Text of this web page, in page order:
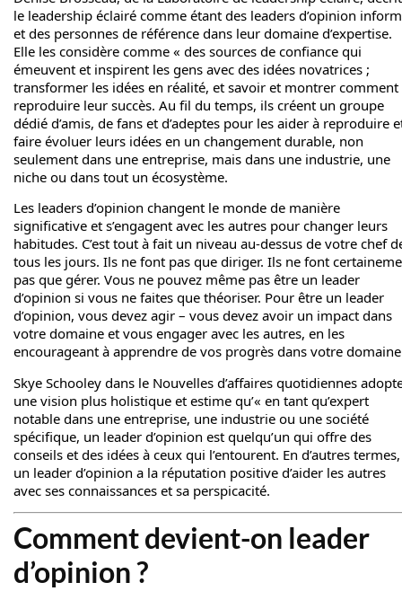
le leadership éclairé comme étant des leaders d’opinion
et des personnes de référence dans leur domaine d’expertise.
Elle les considère comme « des sources de confiance qui
émeuvent et inspirent les gens avec des idées novatrices ;
transformer les idées en réalité, et savoir et montrer comment
reproduire leur succès. Au fil du temps, ils créent un groupe
dédié d’amis, de fans et d’adeptes pour les aider à reproduire
faire évoluer leurs idées en un changement durable, non
seulement dans une entreprise, mais dans une industrie, une
niche ou dans tout un écosystème.
Les leaders d’opinion changent le monde de manière
significative et s’engagent avec les autres pour changer leurs
habitudes. C’est tout à fait un niveau au-dessus de votre chef
tous les jours. Ils ne font pas que diriger. Ils ne font
pas que gérer. Vous ne pouvez même pas être un leader
d’opinion si vous ne faites que théoriser. Pour être un leader
d’opinion, vous devez agir – vous devez avoir un impact dans
votre domaine et vous engager avec les autres, en les
encourageant à apprendre de vos progrès dans votre
Skye Schooley dans le Nouvelles d’affaires quotidiennes
une vision plus holistique et estime qu’« en tant qu’expert
notable dans une entreprise, une industrie ou une société
spécifique, un leader d’opinion est quelqu’un qui offre des
conseils et des idées à ceux qui l’entourent. En d’autres termes,
un leader d’opinion a la réputation positive d’aider les autres
avec ses connaissances et sa perspicacité.
Comment devient-on leader
d’opinion ?